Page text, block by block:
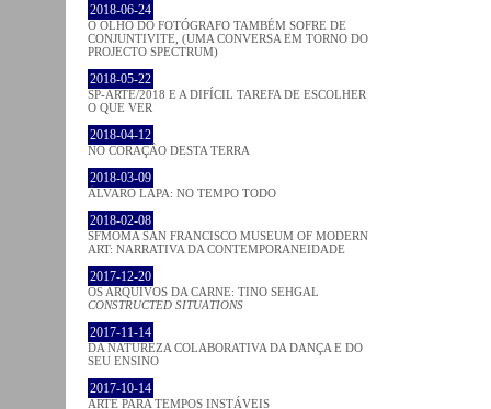
2018-06-24
O OLHO DO FOTÓGRAFO TAMBÉM SOFRE DE
CONJUNTIVITE, (UMA CONVERSA EM TORNO DO
PROJECTO SPECTRUM)
2018-05-22
SP-ARTE/2018 E A DIFÍCIL TAREFA DE ESCOLHER
O QUE VER
2018-04-12
NO CORAÇÂO DESTA TERRA
2018-03-09
ÁLVARO LAPA: NO TEMPO TODO
2018-02-08
SFMOMA SAN FRANCISCO MUSEUM OF MODERN
ART: NARRATIVA DA CONTEMPORANEIDADE
2017-12-20
OS ARQUIVOS DA CARNE: TINO SEHGAL
CONSTRUCTED SITUATIONS
2017-11-14
DA NATUREZA COLABORATIVA DA DANÇA E DO
SEU ENSINO
2017-10-14
ARTE PARA TEMPOS INSTÁVEIS